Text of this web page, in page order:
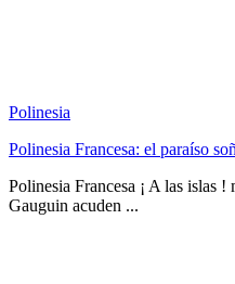
Polinesia
Polinesia Francesa: el paraíso
Polinesia Francesa ¡ A las islas
Gauguin acuden ...